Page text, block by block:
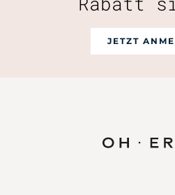
JETZT